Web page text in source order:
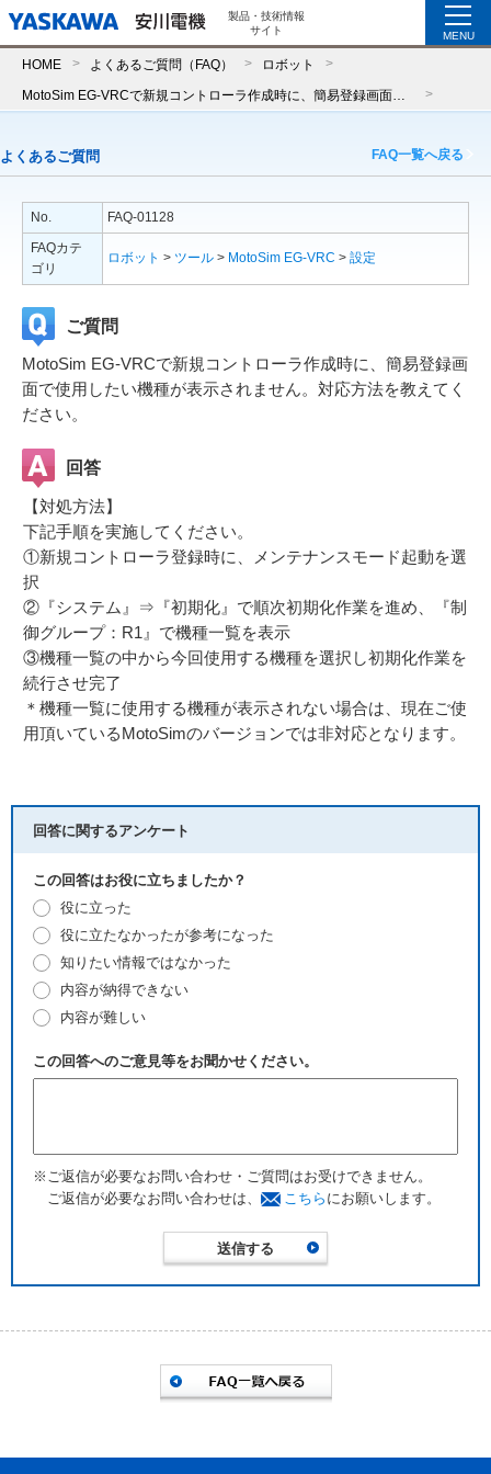
製品・技術情報
サイト
MENU
HOME よくあるご質問（FAQ） ロボット
よくあるご質問 FAQ一覧へ戻る
No.
FAQ-01128
FAQカテ
ゴリ
ロボット > ツール > MotoSim EG-VRC > 設定
ご質問
MotoSim EG-VRCで新規コントローラ作成時に、簡易登録画
面で使用したい機種が表示されません。対応方法を教えてく
ださい。
回答
【対処方法】
下記手順を実施してください。
①新規コントローラ登録時に、メンテナンスモード起動を選
択
②『システム』⇒『初期化』で順次初期化作業を進め、『制
御グループ：R1』で機種一覧を表示
③機種一覧の中から今回使用する機種を選択し初期化作業を
続行させ完了
＊機種一覧に使用する機種が表示されない場合は、現在ご使
用頂いているMotoSimのバージョンでは非対応となります。
回答に関するアンケート
この回答はお役に立ちましたか？
役に立った
役に立たなかったが参考になった
知りたい情報ではなかった
内容が納得できない
内容が難しい
この回答へのご意見等をお聞かせください。
※ご返信が必要なお問い合わせ・ご質問はお受けできません。
ご返信が必要なお問い合わせは、
こちら にお願いします。